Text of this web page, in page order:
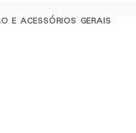
E ACESSÓRIOS GERAIS